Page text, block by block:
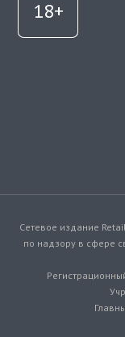
Сетевое издание
по надзору в сфере